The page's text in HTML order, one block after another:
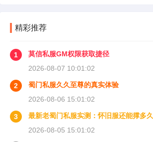
精彩推荐
1
莫信私服GM权限获取捷径
2026-08-07 10:01:02
2
蜀门私服久久至尊的真实体验
2026-08-06 15:01:02
3
最新老蜀门私服实测：怀旧服还能撑多久
2026-08-05 15:01:02